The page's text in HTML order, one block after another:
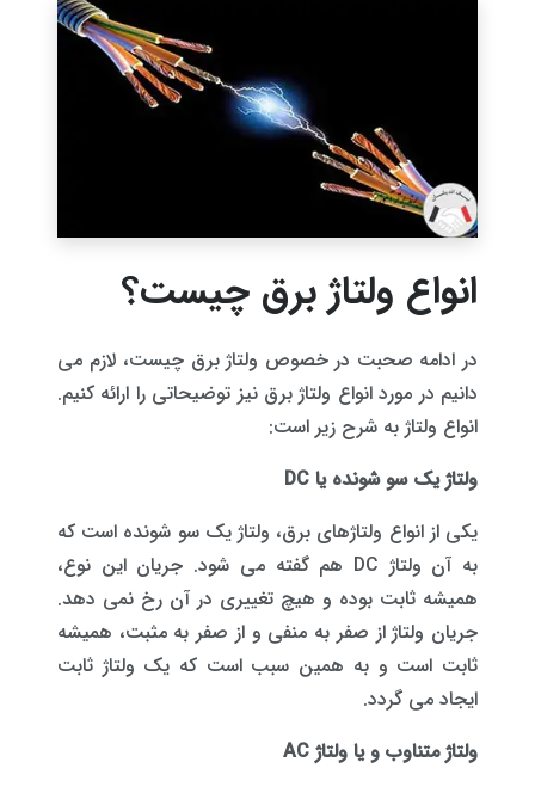
انواع ولتاژ برق چیست؟
در ادامه صحبت در خصوص ولتاژ برق چیست، لازم می
دانیم در مورد انواع ولتاژ برق نیز توضیحاتی را ارائه کنیم.
انواع ولتاژ به شرح زیر است:
ولتاژ یک سو شونده یا DC
یکی از انواع ولتاژهای برق، ولتاژ یک سو شونده است که
به آن ولتاژ DC هم گفته می شود. جریان این نوع،
همیشه ثابت بوده و هیچ تغییری در آن رخ نمی دهد.
جریان ولتاژ از صفر به منفی و از صفر به مثبت، همیشه
ثابت است و به همین سبب است که یک ولتاژ ثابت
ایجاد می گردد.
ولتاژ متناوب و یا ولتاژ AC